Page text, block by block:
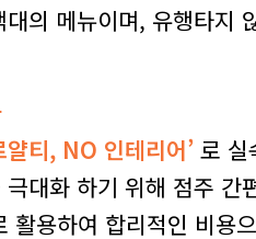
의 메뉴이며, 유행타지
얄티, NO 인테리어’ 로 실
대화 하기 위해 점주 간
활용하여 합리적인 비용